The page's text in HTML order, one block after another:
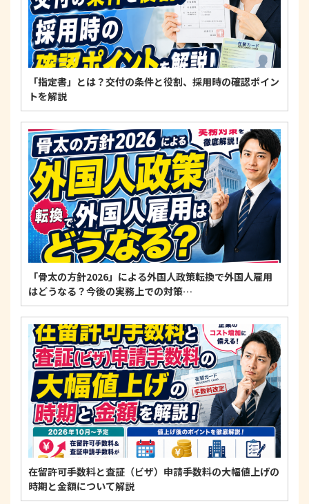
〒125-0061東京都葛飾区亀有3-21-11 藍ビル202
TEL：0120-550-580
株式会社 アルフォース･ワン 個人情報保護担当
「指定書」とは？交付の条件と役割、採用時の確認ポイン
トを解説
「骨太の方針2026」による外国人政策転換で外国人雇用
はどうなる？今後の実務上での対策…
在留許可手数料と査証（ビザ）申請手数料の大幅値上げの
時期と金額について解説